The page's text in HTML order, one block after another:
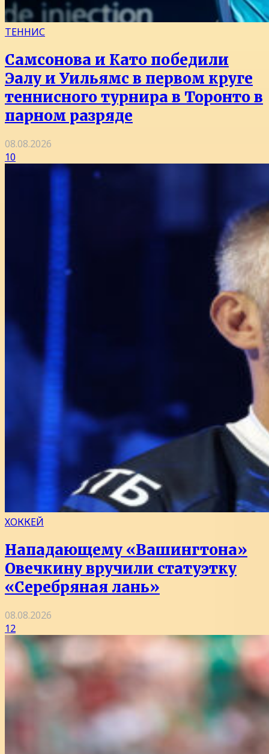
ТЕННИС
Самсонова и Като победили
Эалу и Уильямс в первом круге
теннисного турнира в Торонто в
парном разряде
08.08.2026
10
ХОККЕЙ
Нападающему «Вашингтона»
Овечкину вручили статуэтку
«Серебряная лань»
08.08.2026
12